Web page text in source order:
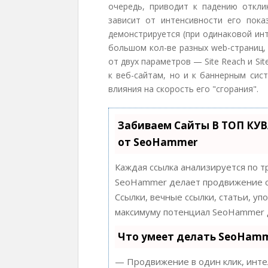
очередь, приводит к падению
зависит от интенсивности его
демонстрируется (при одинаковой
большом кол-ве разных web-
от двух параметров — Site Reach и
к веб-сайтам, но и к баннерным
влияния на скорость его "сгорания".
Забиваем Сайты В ТОП
от SeoHammer
Каждая ссылка анализируется по
SeoHammer делает продвижение
Ссылки, вечные ссылки, статьи,
максимуму потенциал
Что умеет делать
— Продвижение в один клик,